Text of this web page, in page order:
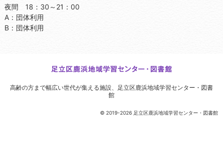
夜間 18：30～21：00
A：団体利用
B：団体利用
© 2019-2026 足立区鹿浜地域学習センター・図書館
高齢の方まで幅広い世代が集える施設、
足立区鹿浜地域学習センター・図書
館